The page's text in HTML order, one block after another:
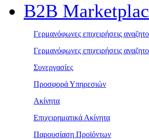
B2B
Γερμανόφωνες επιχειρήσεις
Γερμανόφωνες επιχειρήσεις
Συνεργασίες
Προσφορά Υπηρεσιών
Ακίνητα
Επιχειρηματικά Ακίνητα
Παρουσίαση Προϊόντων